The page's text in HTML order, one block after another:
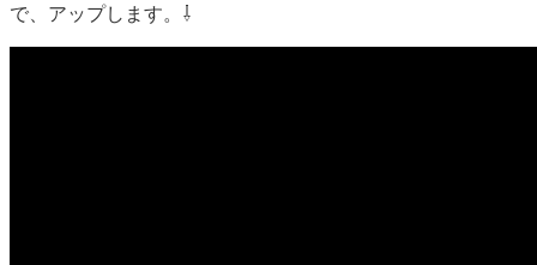
で、アップします。⇩